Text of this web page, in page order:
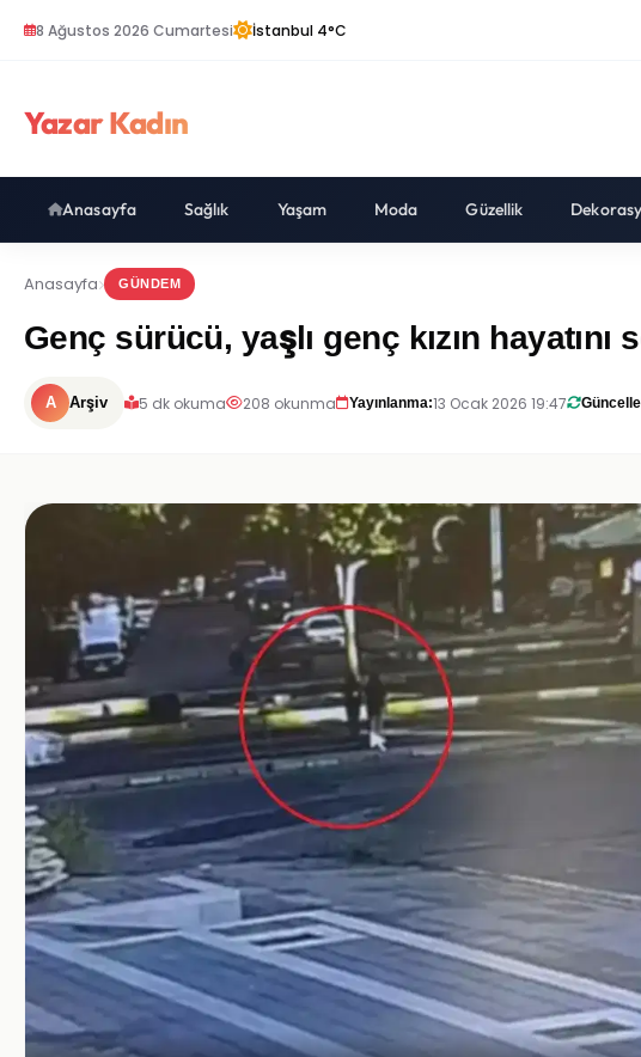
8 Ağustos 2026 Cumartesi İstanbul 4°C
Yazar Kadın
Anasayfa Sağlık Yaşam Moda Güzellik
Anasayfa GÜNDEM
Genç sürücü, yaşlı genç kızın hayatını
A Arşiv 5 dk okuma 208 okunma Yayınlanma:13 Ocak 2026 19:47